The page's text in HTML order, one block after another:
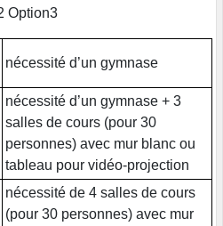
Option3
nécessité d’un gymnase
nécessité d’un gymnase + 3
salles de cours (pour 30
personnes) avec mur blanc ou
tableau pour vidéo-projection
nécessité de 4 salles de cours
(pour 30 personnes) avec mur